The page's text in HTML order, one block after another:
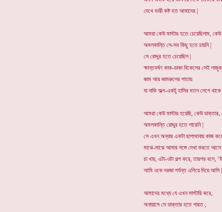
দেখে ভারী কষ্ট হত আমাদের |
আমরা কেউ মাস্টার হতে চেয়েছিলাম,
অমলকান্তি সে-সব কিছু হতে চায়নি |
সে রোদ্দুর হতে চেয়েছিল |
ক্ষান্তবর্ষণ কাক-ডাকা বিকেলের সেই
জাম আর জামরুলের পাতায়
যা নাকি অল্প-একটু হাসির মতন লেগে
আমরা কেউ মাস্টার হয়েছি, কেউ
অমলকান্তি রোদ্দুর হতে পারেনি |
সে এখন অন্ধার একটা ছাপাখানায় কাজ
মাঝে-মাঝে আমার সঙ্গে দেখা করতে
চা খায়, এটা-ওটা গল্প করে, তারপর বলে,
আমি ওকে দরজা পর্যন্ত এগিয়ে দিয়ে আসি |
আমাদের মধ্যে যে এখন মাস্টারি করে,
অনায়াসে সে ডাক্তার হতে পারত ;